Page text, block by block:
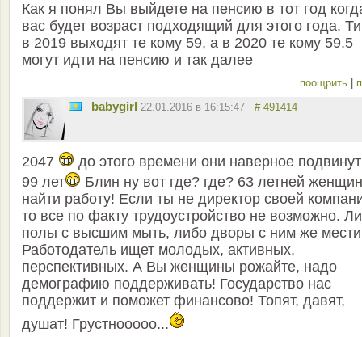
Как я понял Вы выйдете на пенсию в тот год
вас будет возраст подходящий для этого года.
в 2019 выходят те кому 59, а в 2020 те кому 59.5
могут идти на пенсию и так далее
поощрить
babygirl 22.01.2016 в 16:15:47 # 491414
2047
до этого времени они наверное
99 лет
Блин ну вот где? где? 63 летней
найти работу! Если ты не директор своей
то все по факту трудоустройство не возможно.
полы с высшим мыть, либо дворы с ним же
Работодатель ищет молодых, активных,
перспективных. А Вы женщины рожайте, надо
демографию поддерживать! Государство нас
поддержит и поможет финансово! Топят, давят,
душат! Грустнооооо...